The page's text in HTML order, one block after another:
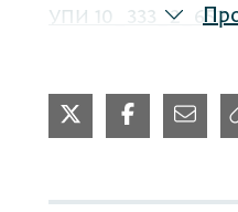
УПИ
УПИ 10-333-22-365-
електропреносни
УПИ 063_585_30-